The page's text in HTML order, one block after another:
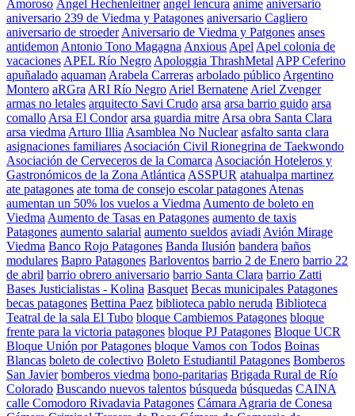
Amoroso Ángel Hechenleitner angel lencura anime aniversario
aniversario 239 de Viedma y Patagones aniversario Cagliero
aniversario de stroeder Aniversario de Viedma y Patgones anses
antidemon Antonio Tono Magagna Anxious Apel Apel colonia de
vacaciones APEL Río Negro Apologgia ThrashMetal APP Ceferino
apuñalado aquaman Arabela Carreras arbolado público Argentino
Montero aRGra ARI Río Negro Ariel Bernatene Ariel Zvenger
armas no letales arquitecto Savi Crudo arsa arsa barrio guido arsa
comallo Arsa El Condor arsa guardia mitre Arsa obra Santa Clara
arsa viedma Arturo Illia Asamblea No Nuclear asfalto santa clara
asignaciones familiares Asociación Civil Rionegrina de Taekwondo
Asociación de Cerveceros de la Comarca Asociación Hoteleros y
Gastronómicos de la Zona Atlántica ASSPUR atahualpa martinez
ate patagones ate toma de consejo escolar patagones Atenas
aumentan un 50% los vuelos a Viedma Aumento de boleto en
Viedma Aumento de Tasas en Patagones aumento de taxis
Patagones aumento salarial aumento sueldos aviadi Avión Mirage
Viedma Banco Rojo Patagones Banda Ilusión bandera baños
modulares Bapro Patagones Barloventos barrio 2 de Enero barrio 22
de abril barrio obrero aniversario barrio Santa Clara barrio Zatti
Bases Justicialistas - Kolina Basquet Becas municipales Patagones
becas patagones Bettina Paez biblioteca pablo neruda Biblioteca
Teatral de la sala El Tubo bloque Cambiemos Patagones bloque
frente para la victoria patagones bloque PJ Patagones Bloque UCR
Bloque Unión por Patagones bloque Vamos con Todos Boinas
Blancas boleto de colectivo Boleto Estudiantil Patagones Bomberos
San Javier bomberos viedma bono-paritarias Brigada Rural de Río
Colorado Buscando nuevos talentos búsqueda búsquedas CAINA
calle Comodoro Rivadavia Patagones Cámara Agraria de Conesa